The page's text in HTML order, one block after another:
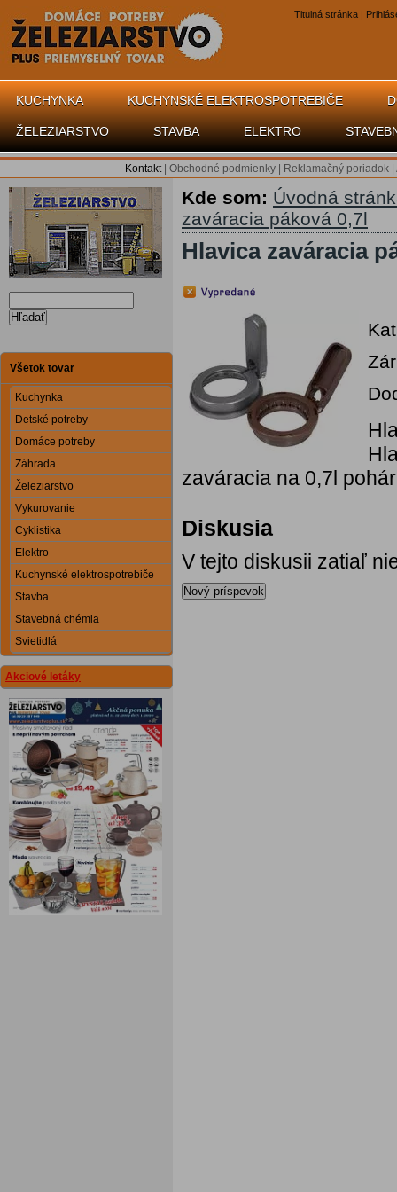
Titulná stránka |
KUCHYNKA KUCHYNSKÉ ELEKTROSPOTREBIČE
ŽELEZIARSTVO STAVBA ELEKTRO
Kontakt| Obchodné podmienky Reklamačný poriadok
Hľadať
Všetok tovar
Kuchynka
Detské potreby
Domáce potreby
Záhrada
Železiarstvo
Vykurovanie
Cyklistika
Elektro
Kuchynské elektrospotrebiče
Stavba
Stavebná chémia
Svietidlá
Akciové letáky
Kde som: Úvodná
zaváracia páková 0,7l
Hlavica zaváracia
zaváracia na 0,7l
Diskusia
V tejto diskusii zatiaľ
Nový príspevok